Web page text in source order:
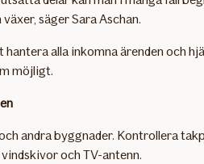
säger Sara Aschan.
alla inkomna ärenden och
möjligt.
andra byggnader. Kontrollera
och TV-antenn.